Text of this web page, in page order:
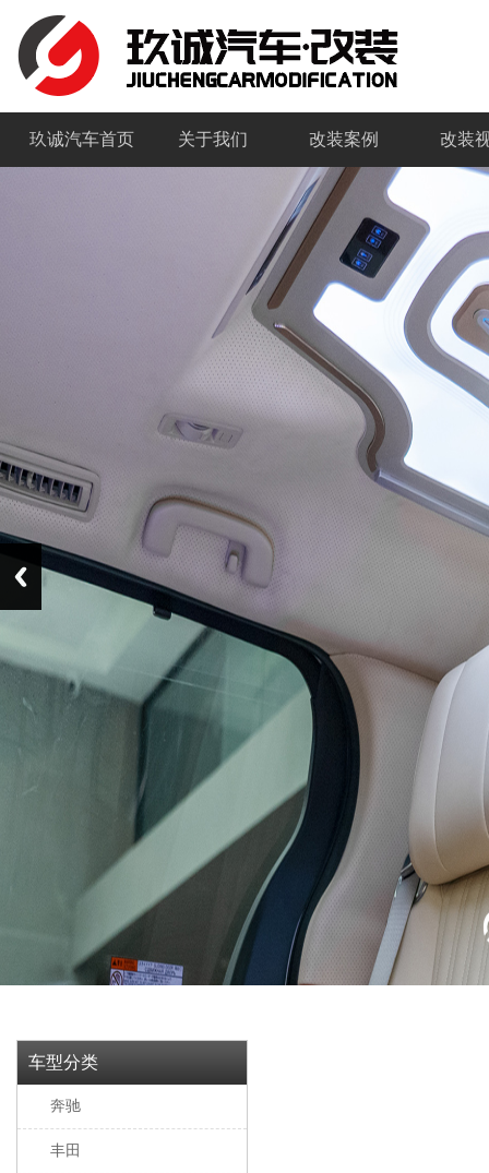
玖诚汽车首页 关于我们 改装案例 改装
车型分类
奔驰
丰田